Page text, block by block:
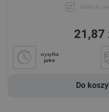
dodaj do
21,87
wysyłka
jutro
Do